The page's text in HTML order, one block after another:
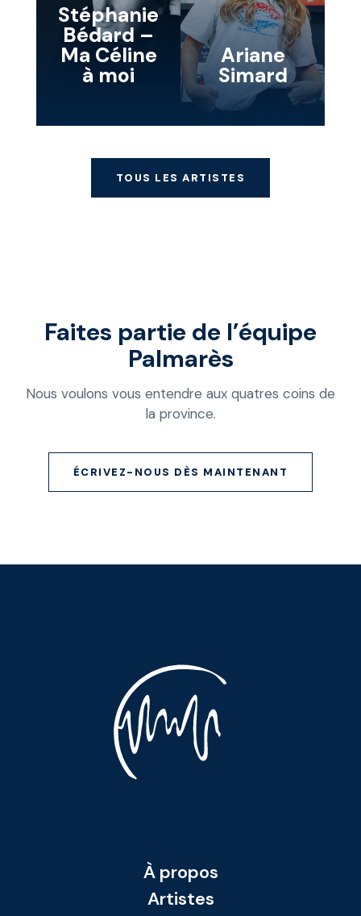
Stéphanie
Bédard –
Ma Céline
à moi
Ariane
Simard
TOUS LES ARTISTES
Faites partie de l’équipe
Palmarès
Nous voulons vous entendre aux quatres coins de
la province.
ÉCRIVEZ-NOUS DÈS MAINTENANT
À propos
Artistes